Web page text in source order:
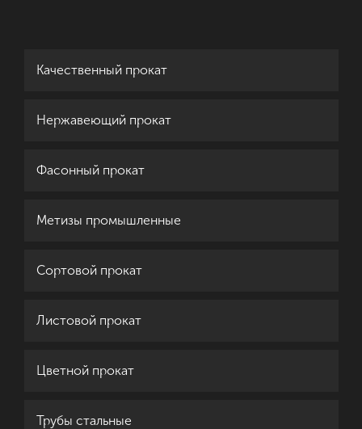
Качественный прокат
Нержавеющий прокат
Фасонный прокат
Метизы промышленные
Сортовой прокат
Листовой прокат
Цветной прокат
Трубы стальные